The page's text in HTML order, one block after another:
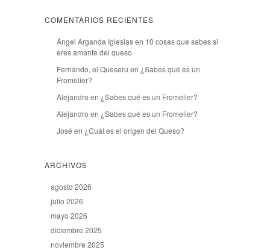
COMENTARIOS RECIENTES
Ángel Arganda Iglesiasen 10 cosas que sabes si
eres amante del queso
Fernando, el Queseru en ¿Sabes qué es un
Fromelier?
Alejandro en ¿Sabes qué es un Fromelier?
Alejandro en ¿Sabes qué es un Fromelier?
José en ¿Cuál es el origen del Queso?
ARCHIVOS
agosto 2026
julio 2026
mayo 2026
diciembre 2025
noviembre 2025